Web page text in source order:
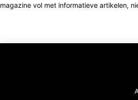
magazine vol met informatieve artikelen,